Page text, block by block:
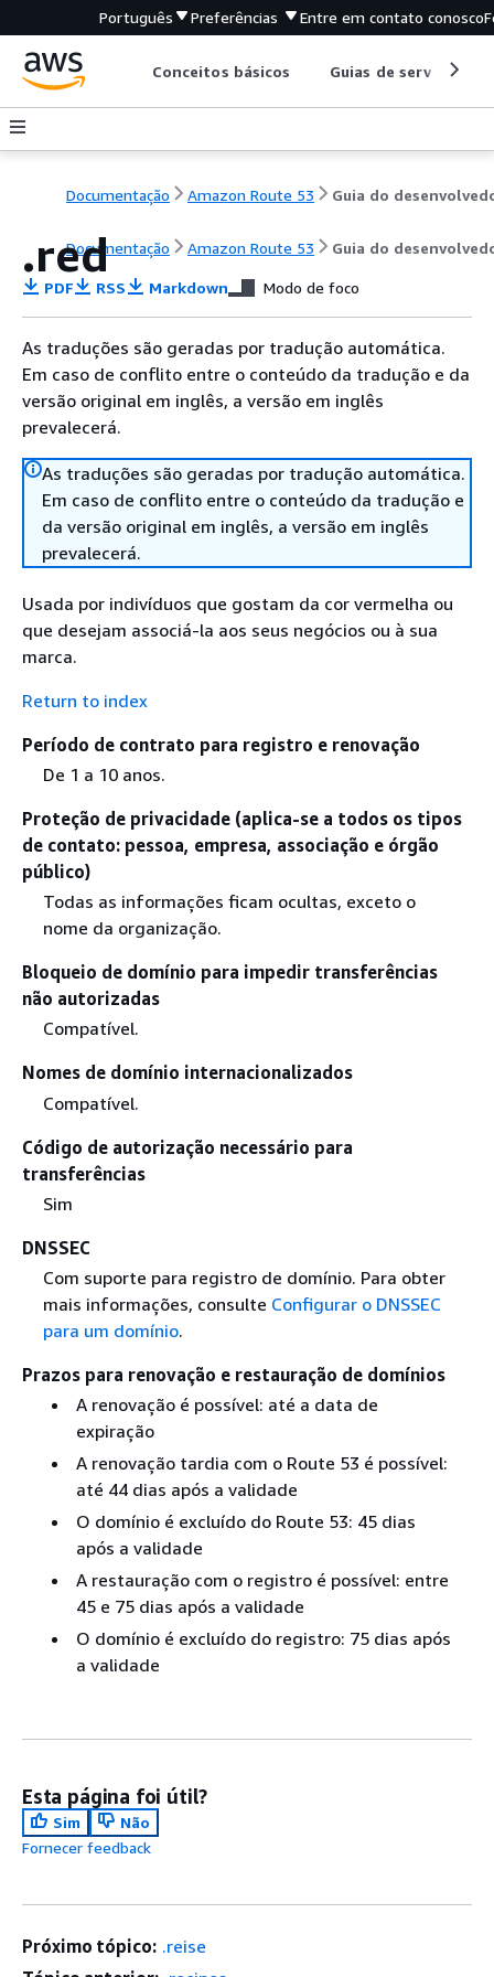
Português Preferências Entre em contato conosco
Conceitos básicos Guias de serviço
Documentação Amazon Route 53 Guia do
Documentação Amazon Route 53 Guia do
.red
PDF RSS Markdown Modo de foco
As traduções são geradas por tradução automática.
Em caso de conflito entre o conteúdo da tradução e da
versão original em inglês, a versão em inglês
prevalecerá.
As traduções são geradas por tradução automática.
Em caso de conflito entre o conteúdo da tradução e
da versão original em inglês, a versão em inglês
prevalecerá.
Usada por indivíduos que gostam da cor vermelha ou
que desejam associá-la aos seus negócios ou à sua
marca.
Return to index
Período de contrato para registro e renovação
De 1 a 10 anos.
Proteção de privacidade (aplica-se a todos os tipos
de contato: pessoa, empresa, associação e órgão
público)
Todas as informações ficam ocultas, exceto o
nome da organização.
Bloqueio de domínio para impedir transferências
não autorizadas
Compatível.
Nomes de domínio internacionalizados
Compatível.
Código de autorização necessário para
transferências
Sim
DNSSEC
Com suporte para registro de domínio. Para obter
mais informações, consulte Configurar o DNSSEC
para um domínio.
Prazos para renovação e restauração de domínios
A renovação é possível: até a data de
expiração
A renovação tardia com o Route 53 é possível:
até 44 dias após a validade
O domínio é excluído do Route 53: 45 dias
após a validade
A restauração com o registro é possível: entre
45 e 75 dias após a validade
O domínio é excluído do registro: 75 dias após
a validade
Esta página foi útil?
Sim
Não
Fornecer feedback
Próximo tópico: .reise